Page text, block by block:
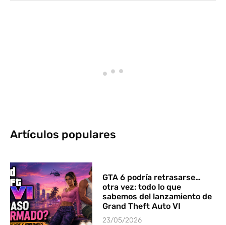
Artículos populares
GTA 6 podría retrasarse…
otra vez: todo lo que
sabemos del lanzamiento de
Grand Theft Auto VI
23/05/2026